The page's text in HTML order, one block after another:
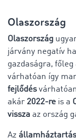
Olaszország
Olaszország
járvány negatív
gazdaságra, főleg
várhatóan így
fejlődés
akár 2022-re is a
vissza az ország
Az